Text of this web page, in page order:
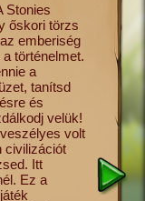
Stonies
őskori törzs
emberiség
történelmet.
a
tanítsd
és
velük!
volt
civilizációt
Itt
Ez a
ha úgy
ebben
a
vallást,
Stonies